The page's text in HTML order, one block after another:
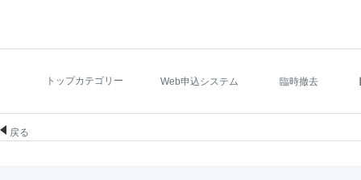
トップカテゴリー Web申込システム 臨時撤去
戻る